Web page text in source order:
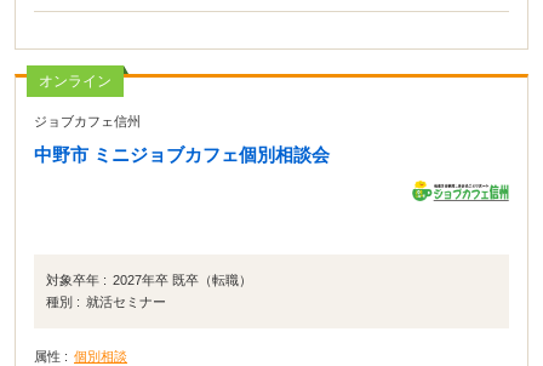
オンライン
ジョブカフェ信州
中野市 ミニジョブカフェ個別相談会
対象卒年 : 2027年卒 既卒（転職）
種別 : 就活セミナー
属性 : 個別相談